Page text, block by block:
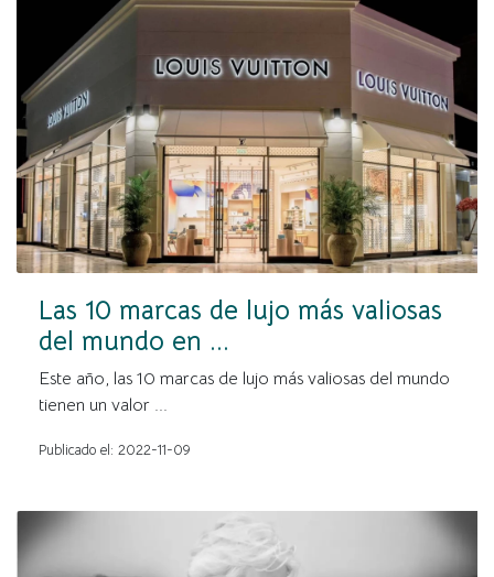
Las 10 marcas de lujo más valiosas
del mundo en ...
Este año, las 10 marcas de lujo más valiosas del mundo
tienen un valor ...
Publicado el: 2022-11-09